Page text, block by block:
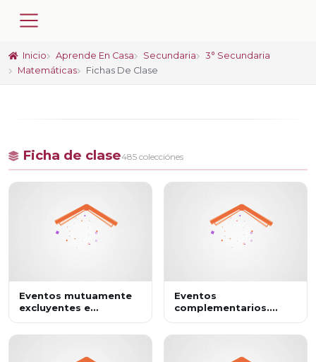
Inicio Aprende En Casa Secundaria
3° Secundaria
Matemáticas
Fichas De Clase
Ficha de clase485 colecciónes
Eventos mutuamente
excluyentes e
Eventos
complementarios.